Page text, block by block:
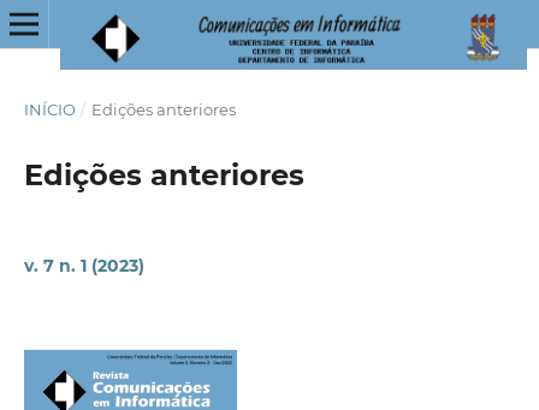
INÍCIO / Edições anteriores
Edições anteriores
v. 7 n. 1 (2023)